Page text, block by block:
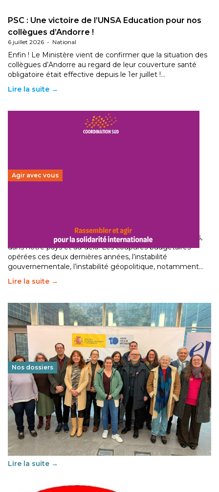
PSC : Une victoire de l’UNSA Education pour nos
collègues d’Andorre !
6 juillet 2026 - National
Enfin ! Le Ministère vient de confirmer que la situation des
collègues d’Andorre au regard de leur couverture santé
obligatoire était effective depuis le 1er juillet !…
Lire la suite →
Agir avec vous
Le secteur humanitaire connaît des difficultés profondes,
dans notre pays et au-delà. Les coupures budgétaires
opérées ces deux dernières années, l’instabilité
gouvernementale, l’instabilité géopolitique, notamment…
Lire la suite →
Nos dossiers
Éducation au vivre-ensemble : un échange croisé
franco-espagnol pour changer d’approche
29 juin 2026-National
Cette année, l'UNSA Éducation a mené un projet Erasmus
soutenu par l'union Européenne et centré sur l'éducation
au vivre-ensemble : quelles différences entre la France…
Lire la suite →